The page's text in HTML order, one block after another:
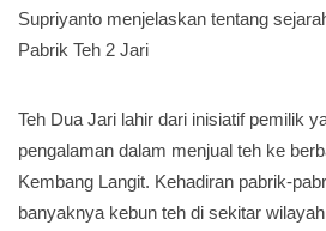
Supriyanto menjelaskan tentang
Pabrik Teh 2 Jari
Teh Dua Jari lahir dari inisiatif pemilik
pengalaman dalam menjual teh ke
Kembang Langit. Kehadiran pabrik-
banyaknya kebun teh di sekitar